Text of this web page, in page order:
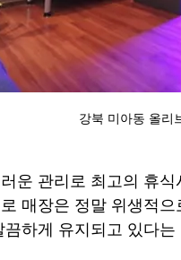
강북 미아동 올리
운 관리로 최고의 휴
매장은 정말 위생적
하게 유지되고 있다